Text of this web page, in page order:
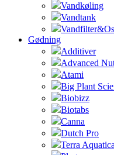
Vandkøling
Vandtank
Gødning
Additiver
Advanced
Atami
Big Plant
Biobizz
Biotabs
Canna
Dutch Pro
Terra Aquatica